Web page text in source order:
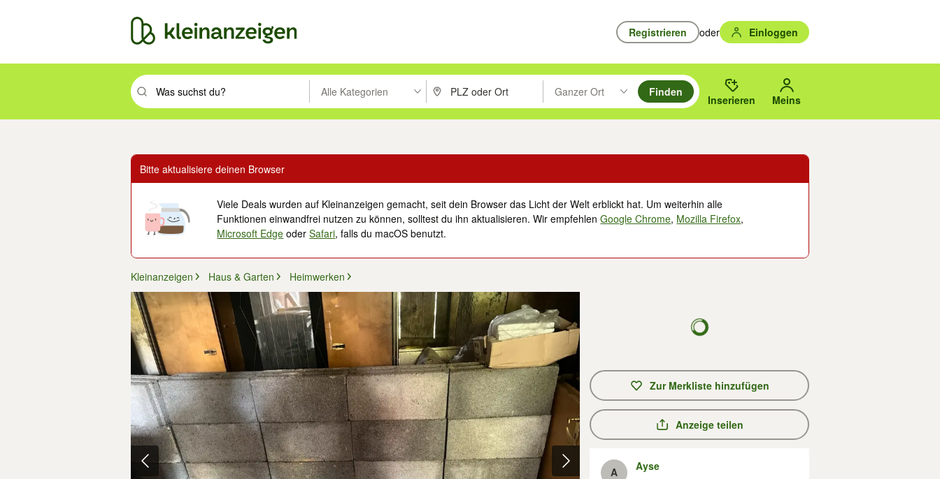
Registrieren oder Einloggen
Suchbegriff eingeben. Eingabetaste drücken um zu suchen, oder Vorschläge mit den Pfeiltasten nach oben/unten durchsuchen und mit Eingabetaste auswählen.
Alle Kategorien PLZ oder Ort eingeben. Eingabetaste drücken um zu suchen, oder Vorschläge mit den Pfeiltasten nach oben/
Ganzer Ort
Suche im Umkreis des gewählten Orts oder PLZ.
Finden
Inserieren Meins
Bitte aktualisiere deinen Browser
Viele Deals wurden auf Kleinanzeigen gemacht, seit dein Browser das Licht der Welt erblickt hat. Um weiterhin alle
Funktionen einwandfrei nutzen zu können, solltest du ihn aktualisieren. Wir empfehlenGoogle Chrome, Mozilla Firefox,
Microsoft Edge oderSafari, falls du macOS benutzt.
Kleinanzeigen Haus & Garten Heimwerken
Zur Merkliste hinzufügen
Anzeige teilen
A Ayse